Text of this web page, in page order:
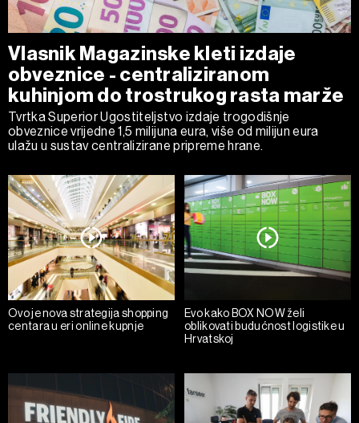
Vlasnik Magazinske kleti izdaje
obveznice - centraliziranom
kuhinjom do trostrukog rasta marže
Tvrtka Superior Ugostiteljstvo izdaje trogodišnje
obveznice vrijedne 1,5 milijuna eura, više od milijun eura
ulažu u sustav centralizirane pripreme hrane.
Ovo je nova strategija shopping
centara u eri online kupnje
Evo kako BOX NOW želi
oblikovati budućnost logistike u
Hrvatskoj